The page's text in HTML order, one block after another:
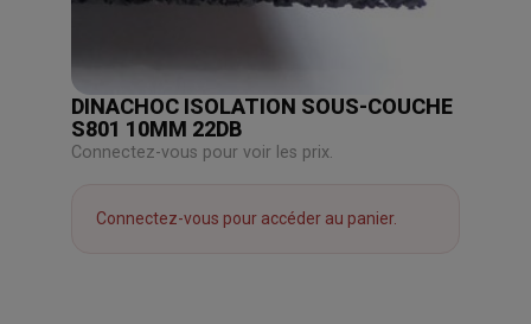
DINACHOC ISOLATION SOUS-COUCHE
S801 10MM 22DB
Connectez-vous pour voir les prix.
Connectez-vous pour accéder au panier.